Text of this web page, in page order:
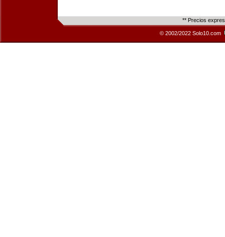
** Precios
© 2002/2022 Solo10.com